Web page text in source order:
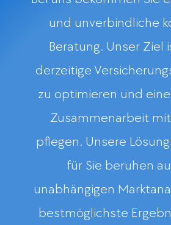
und unverbindliche
Beratung. Unser Ziel
derzeitige
zu optimieren und
Zusammenarbeit
pflegen. Unsere
für Sie beruhen
unabhängigen
bestmöglichste